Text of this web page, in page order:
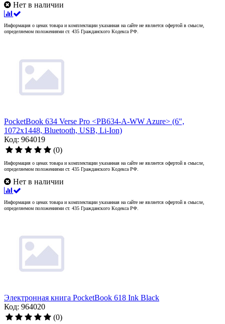
Нет в наличии
Информация о ценах товара и комплектации указанная на сайте не является офертой в смысле,
определяемом положениями ст. 435 Гражданского Кодекса РФ.
PocketBook 634 Verse Pro <PB634-A-WW Azure> (6",
1072x1448, Bluetooth, USB, Li-Ion)
Код: 964019
(0)
Информация о ценах товара и комплектации указанная на сайте не является офертой в смысле,
определяемом положениями ст. 435 Гражданского Кодекса РФ.
Нет в наличии
Информация о ценах товара и комплектации указанная на сайте не является офертой в смысле,
определяемом положениями ст. 435 Гражданского Кодекса РФ.
Электронная книга PocketBook 618 Ink Black
Код: 964020
(0)